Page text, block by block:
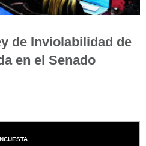
de Inviolabilidad de
en el Senado